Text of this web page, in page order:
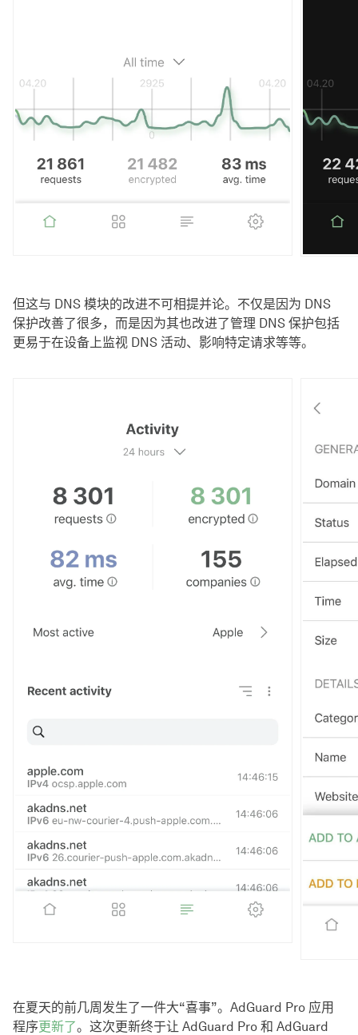
但这与 DNS 模块的改进不可相提并论。不仅是因为 DNS
保护改善了很多，而是因为其也改进了管理 DNS 保护包括
更易于在设备上监视 DNS 活动、影响特定请求等等。
在夏天的前几周发生了一件大“喜事”。AdGuard Pro 应用
程序更新了。这次更新终于让 AdGuard Pro 和 AdGuard